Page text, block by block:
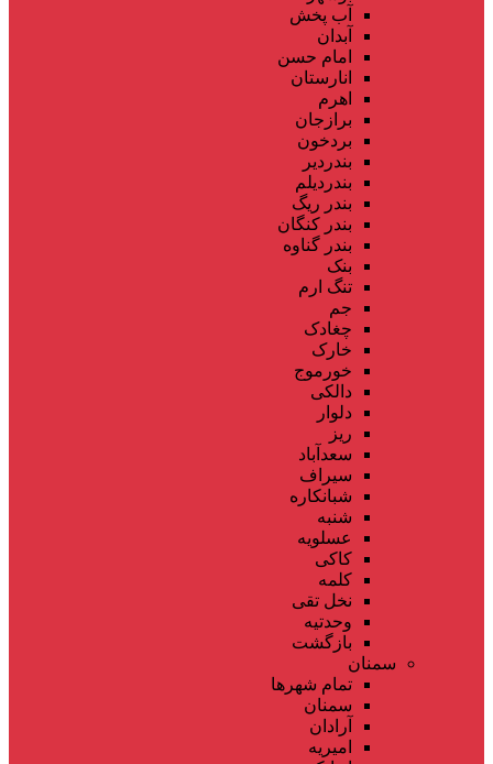
آب پخش
آبدان
امام حسن
انارستان
اهرم
برازجان
بردخون
بندردیر
بندردیلم
بندر ریگ
بندر کنگان
بندر گناوه
بنک
تنگ ارم
جم
چغادک
خارک
خورموج
دالکی
دلوار
ریز
سعدآباد
سیراف
شبانکاره
شنبه
عسلویه
کاکی
کلمه
نخل تقی
وحدتیه
بازگشت
سمنان
تمام شهر‌ها
سمنان
آرادان
امیریه